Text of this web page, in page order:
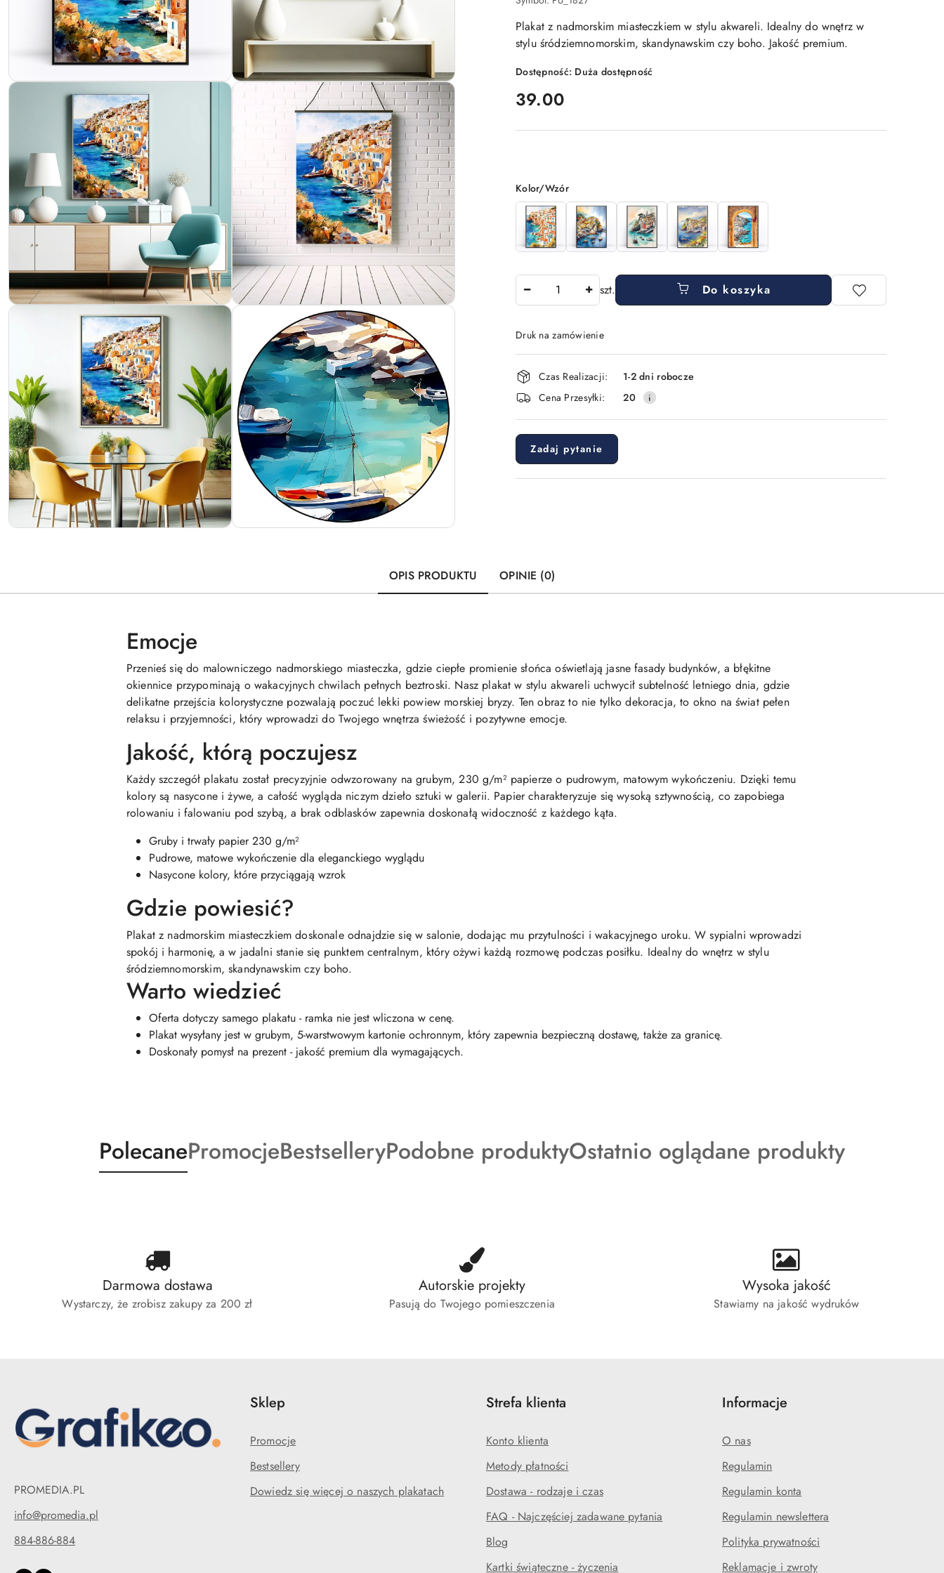
Plakat z nadmorskim miasteczkiem w stylu akwareli. Idealny do wnętrz w
stylu śródziemnomorskim, skandynawskim czy boho. Jakość premium.
Dostępność: Duża dostępność
cena:
39.00
Wariant
Kolor/Wzór
szt. Do koszyka
Druk na zamówienie
Dostępność
i
dostawa
Czas Realizacji:
1-2 dni robocze
Cena Przesyłki:
20
Zadaj pytanie
OPIS PRODUKTU OPINIE (0)
Emocje
Przenieś się do malowniczego nadmorskiego miasteczka, gdzie ciepłe promienie słońca oświetlają jasne fasady budynków, a błękitne
okiennice przypominają o wakacyjnych chwilach pełnych beztroski. Nasz plakat w stylu akwareli uchwycił subtelność letniego dnia, gdzie
delikatne przejścia kolorystyczne pozwalają poczuć lekki powiew morskiej bryzy. Ten obraz to nie tylko dekoracja, to okno na świat pełen
relaksu i przyjemności, który wprowadzi do Twojego wnętrza świeżość i pozytywne emocje.
Jakość, którą poczujesz
Każdy szczegół plakatu został precyzyjnie odwzorowany na grubym, 230 g/m² papierze o pudrowym, matowym wykończeniu. Dzięki temu
kolory są nasycone i żywe, a całość wygląda niczym dzieło sztuki w galerii. Papier charakteryzuje się wysoką sztywnością, co zapobiega
rolowaniu i falowaniu pod szybą, a brak odblasków zapewnia doskonałą widoczność z każdego kąta.
Gruby i trwały papier 230 g/m²
Pudrowe, matowe wykończenie dla eleganckiego wyglądu
Nasycone kolory, które przyciągają wzrok
Gdzie powiesić?
Plakat z nadmorskim miasteczkiem doskonale odnajdzie się w salonie, dodając mu przytulności i wakacyjnego uroku. W sypialni wprowadzi
spokój i harmonię, a w jadalni stanie się punktem centralnym, który ożywi każdą rozmowę podczas posiłku. Idealny do wnętrz w stylu
śródziemnomorskim, skandynawskim czy boho.
Warto wiedzieć
Oferta dotyczy samego plakatu - ramka nie jest wliczona w cenę.
Plakat wysyłany jest w grubym, 5-warstwowym kartonie ochronnym, który zapewnia bezpieczną dostawę, także za granicę.
Doskonały pomysł na prezent - jakość premium dla wymagających.
Pomiń karuzelę produktów
Produkty
o
PolecaneProdukty
o
PromocjeProdukty
BestselleryProdukty
Podobne produktyProdukty
Ostatnio oglądane produkty
Darmowa dostawa
Wystarczy, że zrobisz zakupy za 200 zł
Autorskie projekty
Pasują do Twojego pomieszczenia
Wysoka jakość
Stawiamy na jakość wydruków
PROMEDIA.PL
info@promedia.pl
884-886-884
Sklep
Promocje
Bestsellery
Dowiedz się więcej o naszych plakatach
Strefa klienta
Konto klienta
Metody płatności
Dostawa - rodzaje i czas
FAQ - Najczęściej zadawane pytania
Blog
Kartki świąteczne - życzenia
Informacje
O nas
Regulamin
Regulamin konta
Regulamin newslettera
Polityka prywatności
Reklamacje i zwroty